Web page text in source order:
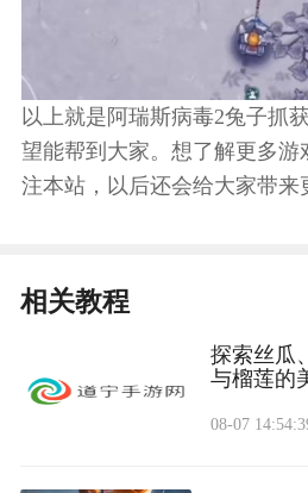
以上就是阿瑞斯病毒2兔子抓
望能帮到大家。想了解更多游
注本站，以后还会给大家带来
相关教程
探索丝瓜
与榴莲的
08-07